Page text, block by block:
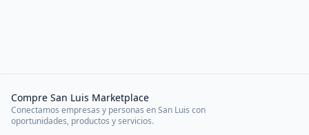
Compre San Luis Marketplace
Conectamos empresas y personas en San Luis con
oportunidades, productos y servicios.